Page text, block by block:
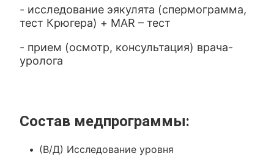
- исследование эякулята (спермограмма,
тест Крюгера) + MAR – тест
- прием (осмотр, консультация) врача-
уролога
Состав медпрограммы:
(В/Д) Исследование уровня